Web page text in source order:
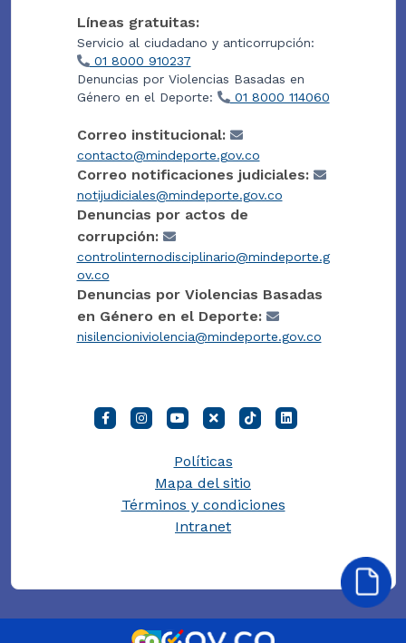
Líneas gratuitas:
Servicio al ciudadano y anticorrupción:
01 8000 910237
Denuncias por Violencias Basadas en
Género en el Deporte:
01 8000 114060
Correo institucional:
contacto@mindeporte.gov.co
Correo notificaciones judiciales:
notijudiciales@mindeporte.gov.co
Denuncias por actos de
corrupción:
controlinternodisciplinario@mindeporte.g
ov.co
Denuncias por Violencias Basadas
en Género en el Deporte:
nisilencioniviolencia@mindeporte.gov.co
Políticas
Mapa del sitio
Términos y condiciones
Intranet